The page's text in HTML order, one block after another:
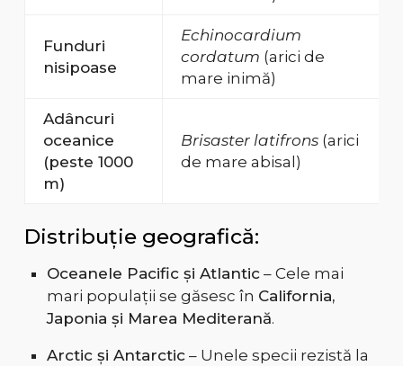
Funduri
nisipoase
Echinocardium
cordatum (arici de
mare inimă)
Adâncuri
oceanice
(peste 1000
m)
Brisaster latifrons(arici
de mare abisal)
Distribuție geografică:
Oceanele Pacific și Atlantic– Cele mai
mari populații se găsesc în California,
Japonia și Marea Mediterană.
Arctic și Antarctic– Unele specii rezistă la